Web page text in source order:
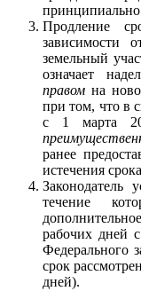
Продление
зависимости
земельный
означает
правом на
при том, что в
с 1 марта
ранее
истечения
Законодатель
течение
рабочих дней
Федерального
срок
дней).